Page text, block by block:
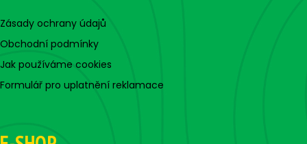
Zásady ochrany údajů
Obchodní podmínky
Jak používáme cookies
Formulář pro uplatnění reklamace